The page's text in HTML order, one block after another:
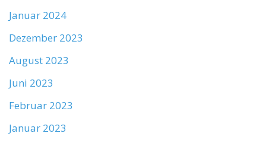
Januar 2024
Dezember 2023
August 2023
Juni 2023
Februar 2023
Januar 2023